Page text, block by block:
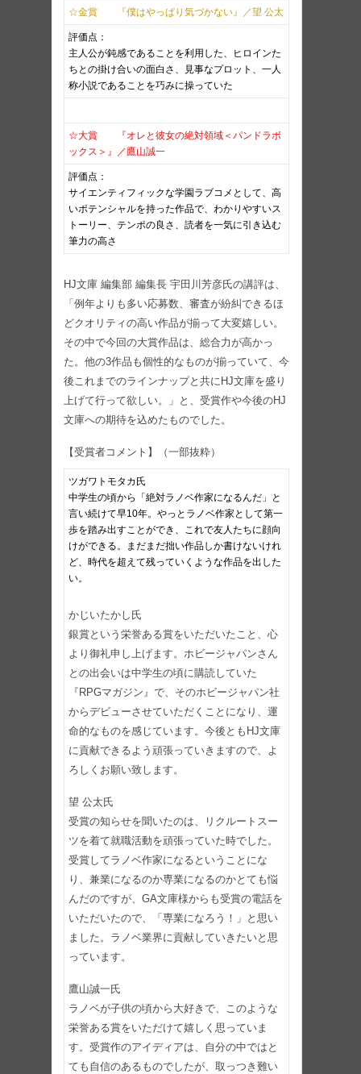
☆金賞 『僕はやっぱり気づかない』／望 公太
評価点：
主人公が鈍感であることを利用した、ヒロインた
ちとの掛け合いの面白さ、見事なプロット、一人
称小説であることを巧みに操っていた
☆大賞 『オレと彼女の絶対領域＜パンドラボ
ックス＞』／鷹山誠一
評価点：
サイエンティフィックな学園ラブコメとして、高
いポテンシャルを持った作品で、わかりやすいス
トーリー、テンポの良さ、読者を一気に引き込む
筆力の高さ
HJ文庫 編集部 編集長 宇田川芳彦氏の講評は、
「例年よりも多い応募数、審査が紛糾できるほ
どクオリティの高い作品が揃って大変嬉しい。
その中で今回の大賞作品は、総合力が高かっ
た。他の3作品も個性的なものが揃っていて、今
後これまでのラインナップと共にHJ文庫を盛り
上げて行って欲しい。」と、受賞作や今後のHJ
文庫への期待を込めたものでした。
【受賞者コメント】（一部抜粋）
ツガワトモタカ氏
中学生の頃から「絶対ラノベ作家になるんだ」と
言い続けて早10年。やっとラノベ作家として第一
歩を踏み出すことができ、これで友人たちに顔向
けができる。まだまだ拙い作品しか書けないけれ
ど、時代を超えて残っていくような作品を出した
い。
かじいたかし氏
銀賞という栄誉ある賞をいただいたこと、心
より御礼申し上げます。ホビージャパンさん
との出会いは中学生の頃に購読していた
『RPGマガジン』で、そのホビージャパン社
からデビューさせていただくことになり、運
命的なものを感じています。今後ともHJ文庫
に貢献できるよう頑張っていきますので、よ
ろしくお願い致します。
望 公太氏
受賞の知らせを聞いたのは、リクルートスー
ツを着て就職活動を頑張っていた時でした。
受賞してラノベ作家になるということにな
り、兼業になるのか専業になるのかとても悩
んだのですが、GA文庫様からも受賞の電話を
いただいたので、「専業になろう！」と思い
ました。ラノベ業界に貢献していきたいと思
っています。
鷹山誠一氏
ラノベが子供の頃から大好きで、このような
栄誉ある賞をいただけて嬉しく思っていま
す。受賞作のアイディアは、自分の中ではと
ても自信のあるものでしたが、取っつき難い